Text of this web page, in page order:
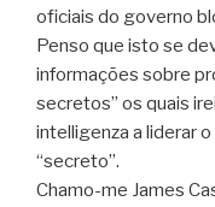
oficiais do governo
Penso que isto se
informações sobre
secretos” os quais
intelligenza a liderar
“secreto”.
Chamo-me James